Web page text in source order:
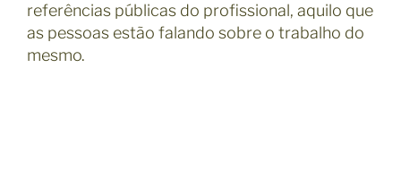
referências públicas do profissional, aquilo que
as pessoas estão falando sobre o trabalho do
mesmo.